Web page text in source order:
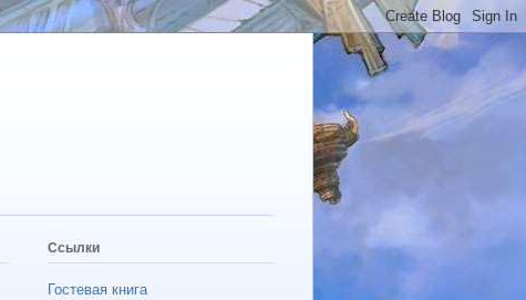
Ссылки
Гостевая книга